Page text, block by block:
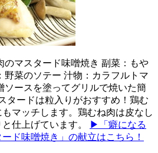
のマスタード味噌焼き 副菜：もや
野菜のソテー 汁物：カラフルトマ
ソースを塗ってグリルで焼いた簡
タードは粒入りがおすすめ！鶏む
マッチします。鶏むね肉は皮なし
仕上げています。
▶「癖になる
ド味噌焼き」の献立はこちら！